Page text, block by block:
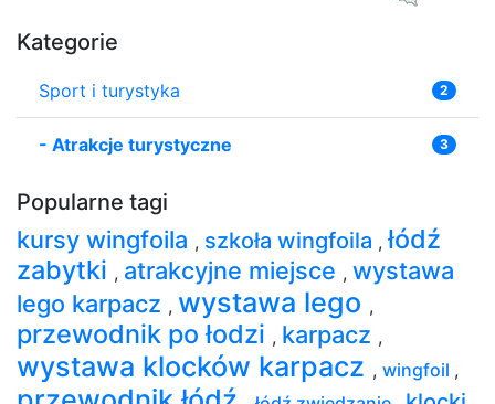
Kategorie
Sport i turystyka 2
- Atrakcje turystyczne 3
Popularne tagi
kursy wingfoila , szkoła wingfoila , łódź
zabytki , atrakcyjne miejsce , wystawa
lego karpacz , wystawa lego ,
przewodnik po łodzi , karpacz ,
wystawa klocków karpacz , wingfoil ,